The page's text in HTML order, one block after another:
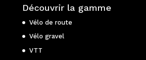
Découvrir la gamme
Vélo de route
Vélo gravel
VTT